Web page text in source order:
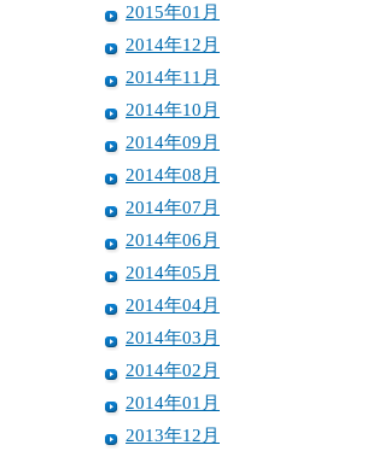
2015年01月
2014年12月
2014年11月
2014年10月
2014年09月
2014年08月
2014年07月
2014年06月
2014年05月
2014年04月
2014年03月
2014年02月
2014年01月
2013年12月